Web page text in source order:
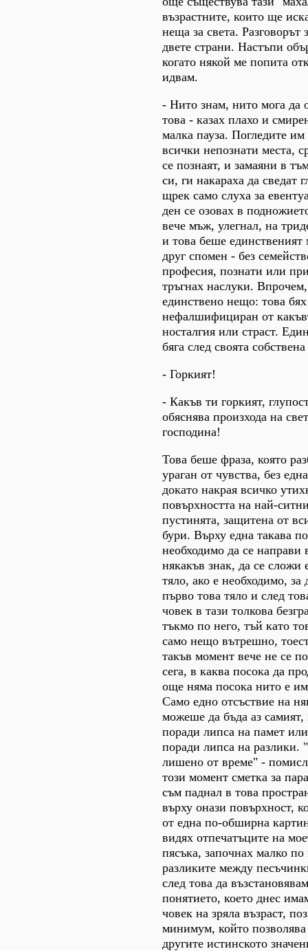
възрастните, които ще
неща за света. Разговорът
двете страни. Настъпи
когато някой ме попита
идвам.
- Нито знам, нито мога да
това - казах плахо и
малка пауза. Погледите
всички непознати места,
се познаят, и замаяни в
си, ги накараха да сведат
щрек само слуха за
ден се озовах в
вече мъж, улегнал, на
и това беше
друг спомен - без
професия, познати или
тръгнах наслуки.
единствено нещо: това
нефалшифициран от
носталгия или страст.
бяга след своята
- Горкият!
- Какъв ти горкият,
обяснява произхода на
господина!
Това беше фраза, която
ураган от чувства, без
докато накрая всичко
повърхността на най-
пустинята, защитена от
бури. Върху една такава
необходимо да се направи
някакъв знак, да се сложи
тяло, ако е необходимо, за
първо това тяло и след
човек в тази толкова
тъкмо по него, тъй като
само нещо вътрешно,
такъв момент вече не се
сега, в каква посока да
още няма посока нито е
Само едно отсъствие на
можеше да бъда аз самият,
поради липса на памет
поради липса на разлики.
лишено от време" -
този момент сметка за
съм паднал в това
върху онази повърхност,
от една по-обширна
видях отпечатъците на
пясъка, започнах малко по
разликите между
след това да
понятието, което днес
човек на зряла възраст,
минимум, който позволява
другите истинското